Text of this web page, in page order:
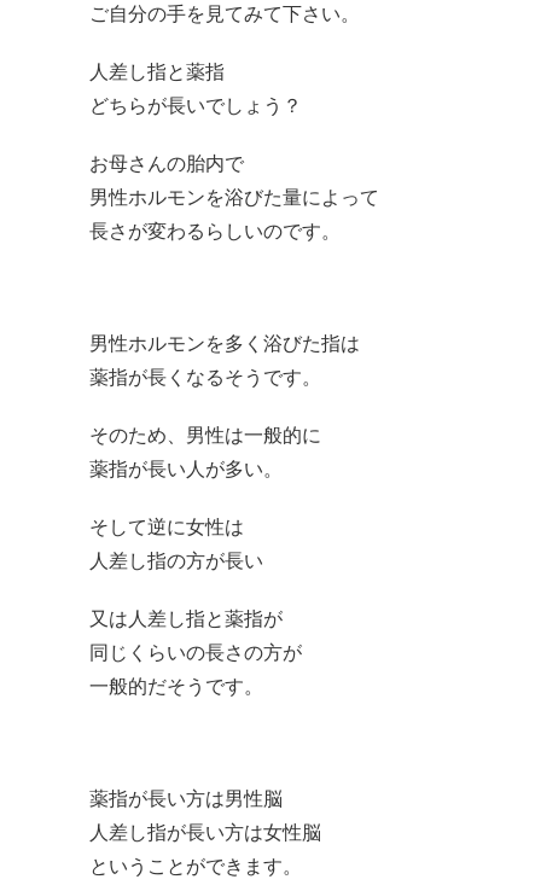
ご自分の手を見てみて下さい。
人差し指と薬指
どちらが長いでしょう？
お母さんの胎内で
男性ホルモンを浴びた量によって
長さが変わるらしいのです。
男性ホルモンを多く浴びた指は
薬指が長くなるそうです。
そのため、男性は一般的に
薬指が長い人が多い。
そして逆に女性は
人差し指の方が長い
又は人差し指と薬指が
同じくらいの長さの方が
一般的だそうです。
薬指が長い方は男性脳
人差し指が長い方は女性脳
ということができます。